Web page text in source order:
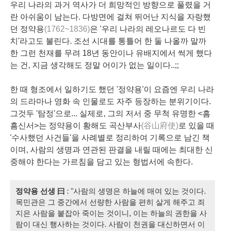
우리 나라의 과거 역사가 더 희망적인 방향으로 풀렸을 거
란 아쉬움이 남는다. 다방면에 걸쳐 뛰어난 지식을 자랑했
던 정약용(1762~1836)은 '우리 나라의 레오나르도 다 빈
치'라고도 불린다. 조선 시대를 통틀어 한 둘 나올까 말까
한 그런 천재를 무려 18년 동안이나 유배지에서 썩게 했다
는 건, 지금 생각해도 정말 어이가 없는 일이다..;;
한 때 형조에서 일하기도 했던 '정약용'이 요즘엔 우리 나라
의 드라마나 영화 속 인물로도 자주 등장하는 분위기이다.
그것두 '탐정'으로... 실제로, 그의 저서 중 무척 유명한 <흠
흠신서>는 정약용이 황해도 곡산부사(谷山府使)로 있을 때
'수사했던 사건들'을 사례별로 정리하여 기록으로 남긴 책
이며, 사람의 생명과 연관된 판결을 내릴 때에는 최대한 신
중해야 한다는 가르침을 담고 있는 형법서에 속한다.
정약용 선생 曰 : "사람의 생명은 하늘에 매여 있는 것이다.
목민관은 그 중간에서 선량한 사람을 편히 살게 해주고 죄
지은 사람을 붙잡아 죽이는 것이니, 이는 하늘의 권한을 사
람이 대신 행사하는 것이다. 사람이 천권을 대신하면서 이